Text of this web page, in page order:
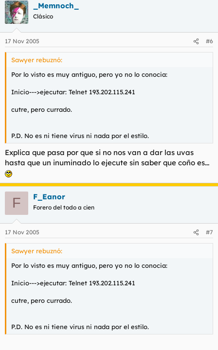
_Memnoch_
Clásico
17 Nov 2005 #6
Sawyer rebuznó:
Por lo visto es muy antiguo, pero yo no lo conocia:
Inicio--->ejecutar: Telnet 193.202.115.241
cutre, pero currado.
P.D. No es ni tiene virus ni nada por el estilo.
Explica que pasa por que si no nos van a dar las uvas
hasta que un inuminado lo ejecute sin saber que coño es...
F F_Eanor
Forero del todo a cien
17 Nov 2005 #7
Sawyer rebuznó:
Por lo visto es muy antiguo, pero yo no lo conocia:
Inicio--->ejecutar: Telnet 193.202.115.241
cutre, pero currado.
P.D. No es ni tiene virus ni nada por el estilo.